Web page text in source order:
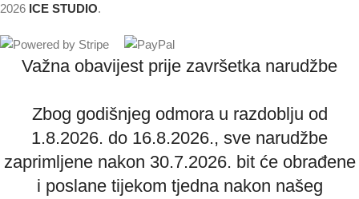
2026 ICE STUDIO.
Važna obavijest prije završetka narudžbe
Zbog godišnjeg odmora u razdoblju od
1.8.2026. do 16.8.2026., sve narudžbe
zaprimljene nakon 30.7.2026. bit će obrađene
i poslane tijekom tjedna nakon našeg